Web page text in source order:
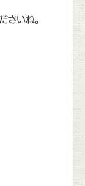
さいね。